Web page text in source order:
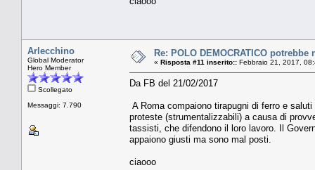
Arlecchino
Global Moderator
Hero Member
Scollegato
Messaggi: 7.790
Re: POLO DEMOCRATICO
« Risposta #11 inserito:: Febbraio 21, 2017,
Da FB del 21/02/2017
A Roma compaiono tirapugni di ferro e
proteste (strumentalizzabili) a causa di
tassisti, che difendono il loro lavoro. Il
appaiono giusti ma sono mal posti.
ciaooo